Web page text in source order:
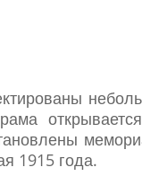
1915 года.